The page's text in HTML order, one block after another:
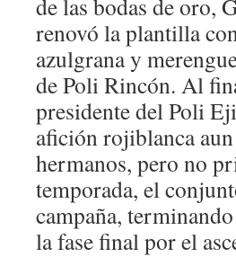
de las bodas de oro,
renovó la plantilla
azulgrana y
de Poli Rincón. Al
presidente del Poli
afición rojiblanca
hermanos, pero no
temporada, el
campaña,
la fase final por el